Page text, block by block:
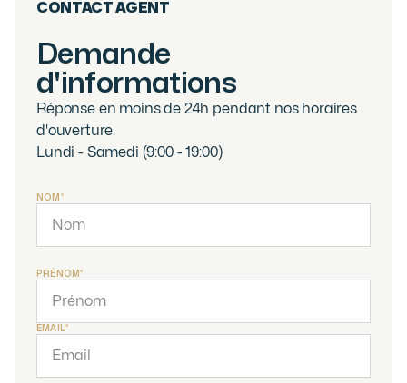
CONTACT AGENT
Demande
d'informations
Réponse en moins de 24h pendant nos horaires
d'ouverture.
Lundi - Samedi (9:00 - 19:00)
NOM*
PRÉNOM*
EMAIL*